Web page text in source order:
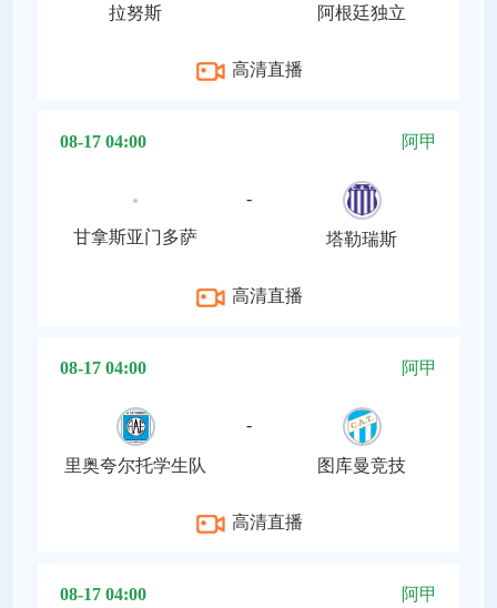
拉努斯 阿根廷独立
高清直播
08-17 04:00 阿甲
甘拿斯亚门多萨
-
塔勒瑞斯
高清直播
08-17 04:00 阿甲
里奥夸尔托学生队
-
图库曼竞技
高清直播
08-17 04:00 阿甲